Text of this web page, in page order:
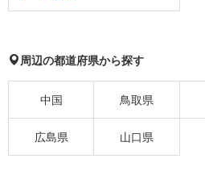
周辺の都道府県から探す
中国 鳥取県
広島県 山口県